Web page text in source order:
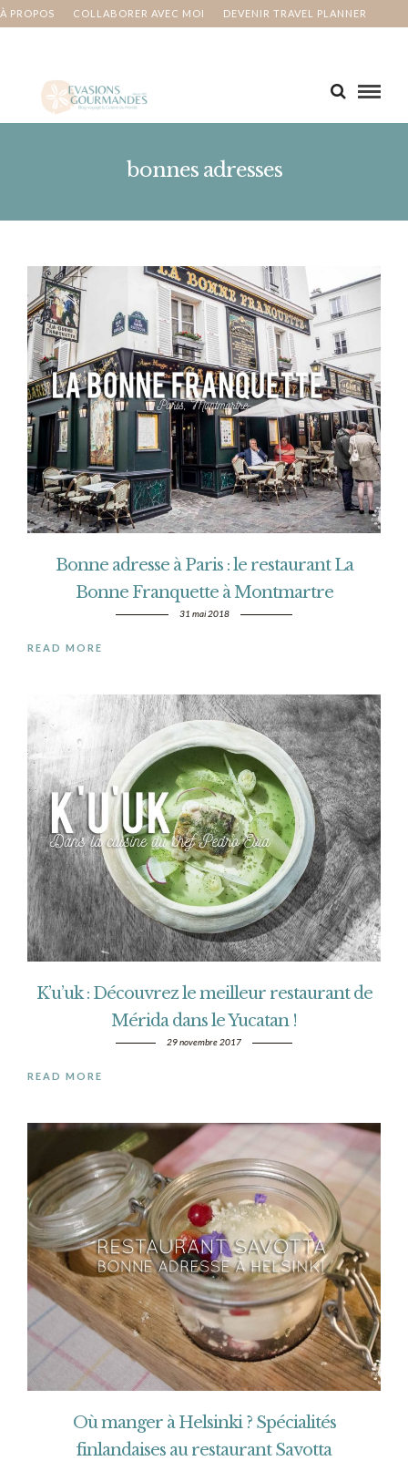
À PROPOS COLLABORER AVEC MOI DEVENIR TRAVEL PLANNER
bonnes adresses
Bonne adresse à Paris : le restaurant La
Bonne Franquette à Montmartre
31 mai 2018
READ MORE
K’u’uk : Découvrez le meilleur restaurant de
Mérida dans le Yucatan !
29 novembre 2017
READ MORE
Où manger à Helsinki ? Spécialités
finlandaises au restaurant Savotta